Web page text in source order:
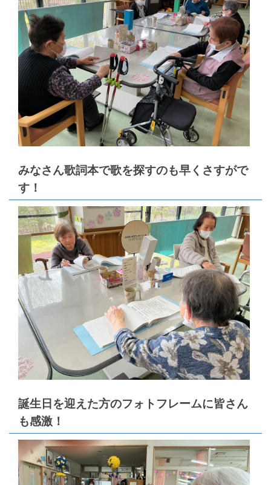
みなさん歌詞本で歌を探すのも早くさすがで
す！
誕生日を迎えた方のフォトフレームに皆さん
も感激！